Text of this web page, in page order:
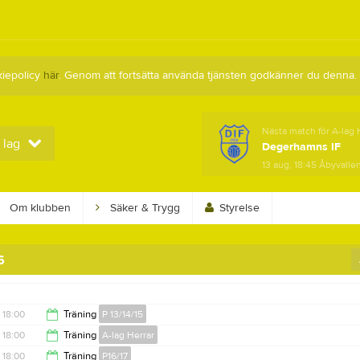
här. Genom att fortsätta använda tjänsten godkänner du denna.
lag
Nästa match för A-lag
Degerhamns IF
13 aug, 18:45
Om klubben Säker & Trygg Styrelse
18:00 Träning P 13/14/15
19:30
18:00 Träning A-lag Herrar
18:00 Träning P16/17